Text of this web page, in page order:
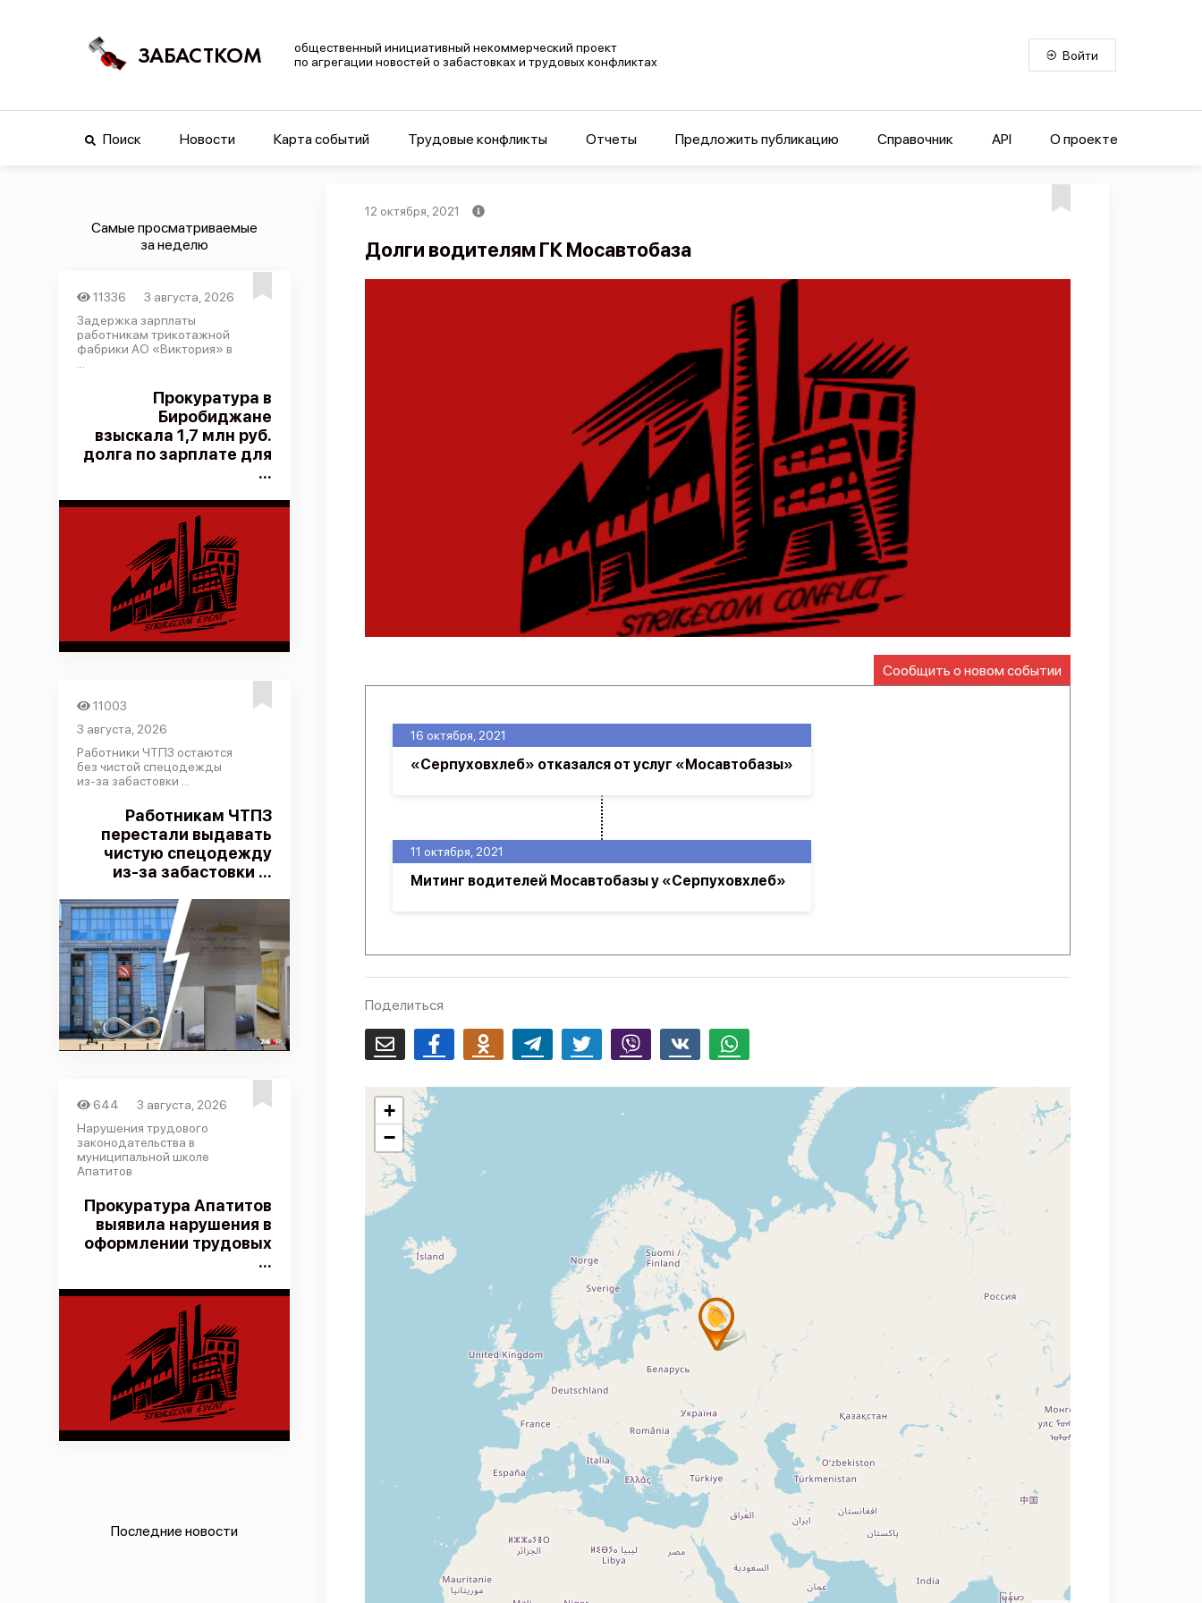
ЗАБАСТКОМ
общественный инициативный некоммерческий проект
по агрегации новостей о забастовках и трудовых конфликтах
Войти
Поиск Новости Карта событий Трудовые конфликты Отчеты Предложить публикацию Справочник API О проекте
Самые просматриваемые
за неделю
11336
3 августа, 2026
Задержка зарплаты
работникам трикотажной
фабрики АО «Виктория» в
Прокуратура в
Биробиджане
взыскала 1,7 млн руб.
долга по зарплате для
...
11003
3 августа, 2026
Работники ЧТПЗ остаются
без чистой спецодежды
из-за забастовки ...
Работникам ЧТПЗ
перестали выдавать
чистую спецодежду
из-за забастовки ...
644
3 августа, 2026
Нарушения трудового
законодательства в
муниципальной школе
Апатитов
Прокуратура Апатитов
выявила нарушения в
оформлении трудовых
...
Последние новости
12 октября, 2021
Долги водителям ГК Мосавтобаза
Сообщить о новом событии
11 октября, 2021
Митинг водителей Мосавтобазы у «Серпуховхлеб»
16 октября, 2021
«Серпуховхлеб» отказался от услуг «Мосавтобазы»
Поделиться
Email FacebookOdnoklassnikiTelegram Twitter Viber Whatsapp
+
−